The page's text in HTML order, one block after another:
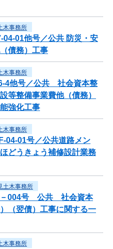
木事務所
04-01他号／公共 防災・安
債務）工事
木事務所
4他号／公共 社会資本整
整備事業費他（債務）
強化工事
木事務所
04-01号／公共道路メン
どうきょう補修設計業務
土木事務所
－004号 公共 社会資本
（翌債）工事に関する一
木事務所